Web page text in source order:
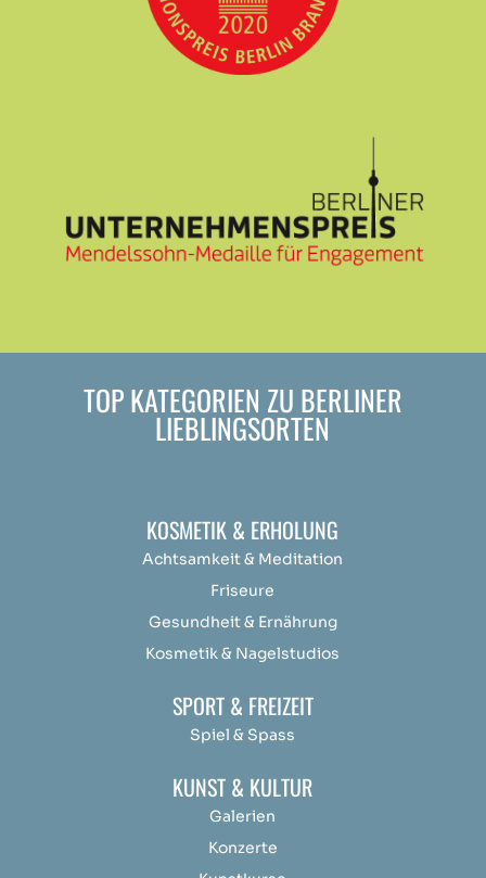
TOP KATEGORIEN ZU BERLINER
LIEBLINGSORTEN
KOSMETIK & ERHOLUNG
Achtsamkeit & Meditation
Friseure
Gesundheit & Ernährung
Kosmetik & Nagelstudios
SPORT & FREIZEIT
Spiel & Spass
KUNST & KULTUR
Galerien
Konzerte